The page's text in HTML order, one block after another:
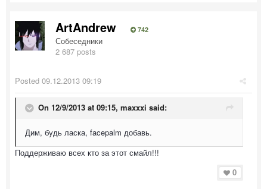
ArtAndrew 742
Собеседники
2 687 posts
Posted 09.12.2013 09:19
On 12/9/2013 at 09:15, maxxxi said:
Дим, будь ласка, facepalm добавь.
Поддерживаю всех кто за этот смайл!!!
0